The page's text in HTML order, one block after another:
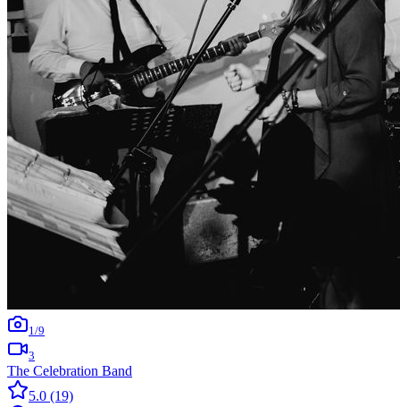
1 /9
3
The Celebration Band
5.0 (19)